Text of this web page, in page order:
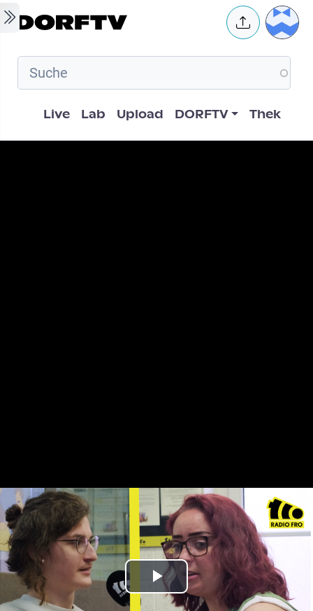
Skip to main content User
Hauptnavigation
Live Lab Upload DORFTV Thek
Play